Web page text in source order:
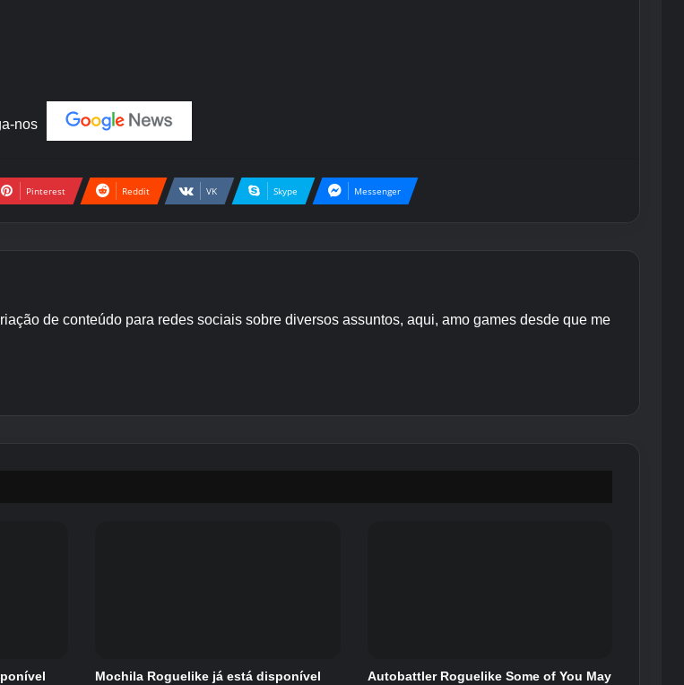
nos
Pinterest Reddit VK Skype Messenger
de conteúdo para redes sociais sobre diversos assuntos, aqui, amo games desde que me
Mochila Roguelike já está disponível
Autobattler Roguelike Some of You May